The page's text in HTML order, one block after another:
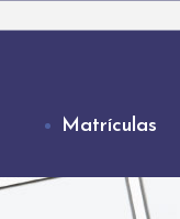
Matrículas